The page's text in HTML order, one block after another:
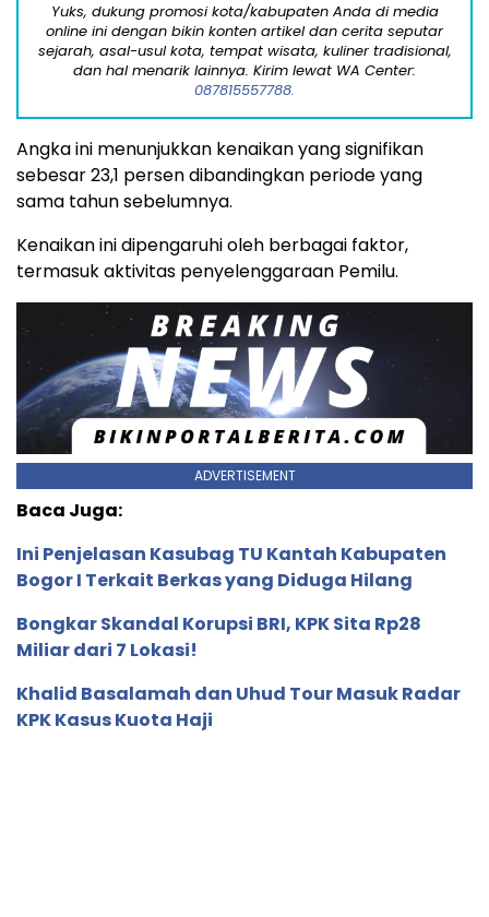
Yuks, dukung promosi kota/kabupaten Anda di media
online ini dengan bikin konten artikel dan cerita seputar
sejarah, asal-usul kota, tempat wisata, kuliner tradisional,
dan hal menarik lainnya. Kirim lewat WA Center:
087815557788.
Angka ini menunjukkan kenaikan yang signifikan
sebesar 23,1 persen dibandingkan periode yang
sama tahun sebelumnya.
Kenaikan ini dipengaruhi oleh berbagai faktor,
termasuk aktivitas penyelenggaraan Pemilu.
ADVERTISEMENT
Baca Juga:
Ini Penjelasan Kasubag TU Kantah Kabupaten
Bogor I Terkait Berkas yang Diduga Hilang
Bongkar Skandal Korupsi BRI, KPK Sita Rp28
Miliar dari 7 Lokasi!
Khalid Basalamah dan Uhud Tour Masuk Radar
KPK Kasus Kuota Haji